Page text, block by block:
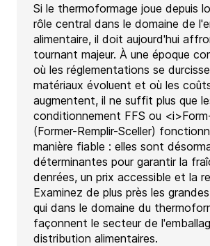
Si le thermoformage joue depuis
rôle central dans le domaine de
alimentaire, il doit aujourd'hui
tournant majeur. À une époque
où les réglementations se
matériaux évoluent et où les
augmentent, il ne suffit plus que
conditionnement FFS ou
(Former-Remplir-Sceller)
manière fiable : elles sont
déterminantes pour garantir la
denrées, un prix accessible et la
Examinez de plus près les
qui dans le domaine du
façonnent le secteur de
distribution alimentaires.